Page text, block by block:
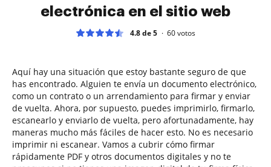
electrónica en el sitio web
4.8 de 5 60votos
Aquí hay una situación que estoy bastante seguro de que
has encontrado. Alguien te envía un documento electrónico,
como un contrato o un arrendamiento para firmar y enviar
de vuelta. Ahora, por supuesto, puedes imprimirlo, firmarlo,
escanearlo y enviarlo de vuelta, pero afortunadamente, hay
maneras mucho más fáciles de hacer esto. No es necesario
imprimir ni escanear. Vamos a cubrir cómo firmar
rápidamente PDF y otros documentos digitales y no te